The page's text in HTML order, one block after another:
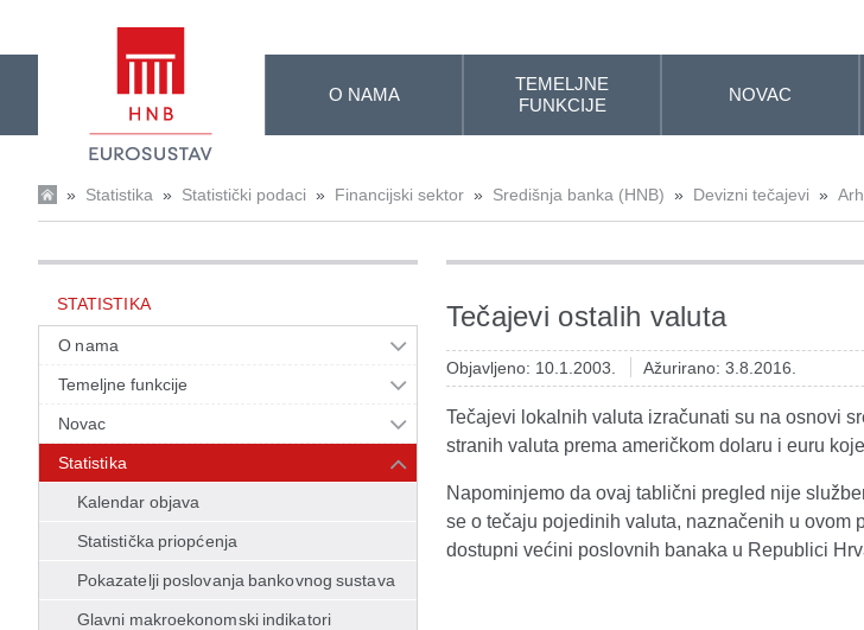
O NAMA
TEMELJNE
FUNKCIJE
NOVAC
» Statistika » Statistički podaci » Financijski sektor » Središnja banka (HNB) » Devizni tečajevi »
STATISTIKA
O nama
Temeljne funkcije
Novac
Statistika
Kalendar objava
Statistička priopćenja
Pokazatelji poslovanja bankovnog sustava
Glavni makroekonomski indikatori
Tečajevi ostalih valuta
Objavljeno: 10.1.2003. Ažurirano: 3.8.2016.
Tečajevi lokalnih valuta izračunati su na osnovi
stranih valuta prema američkom dolaru i euru
Napominjemo da ovaj tablični pregled nije
se o tečaju pojedinih valuta, naznačenih u ovom
dostupni većini poslovnih banaka u Republici